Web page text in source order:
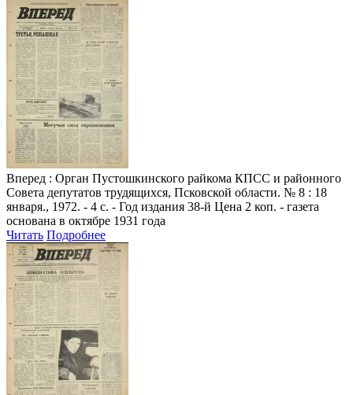
Вперед : Орган Пустошкинского райкома КПСС и районного
Совета депутатов трудящихся, Псковской области. № 8 : 18
января., 1972. - 4 с. - Год издания 38-й Цена 2 коп. - газета
основана в октябре 1931 года
Читать Подробнее